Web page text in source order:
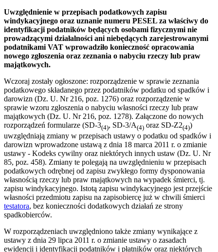
Uwzględnienie w przepisach podatkowych zapisu
windykacyjnego oraz uznanie numeru PESEL za właściwy do
identyfikacji podatników będących osobami fizycznymi nie
prowadzącymi działalności ani niebędących zarejestrowanymi
podatnikami VAT wprowadziło konieczność opracowania
nowego zgłoszenia oraz zeznania o nabyciu rzeczy lub praw
majątkowych.
Wczoraj zostały ogłoszone: rozporządzenie w sprawie zeznania
podatkowego składanego przez podatników podatku od spadków i
darowizn (Dz. U. Nr 216, poz. 1276) oraz rozporządzenie w
sprawie wzoru zgłoszenia o nabyciu własności rzeczy lub praw
majątkowych (Dz. U. Nr 216, poz. 1278). Załączone do nowych
rozporządzeń formularze (SD-3(4), SD-3/A(4) oraz SD-Z2(4))
uwzględniają zmiany w przepisach ustawy o podatku od spadków i
darowizn wprowadzone ustawą z dnia 18 marca 2011 r. o zmianie
ustawy - Kodeks cywilny oraz niektórych innych ustaw (Dz. U. Nr
85, poz. 458). Zmiany te polegają na uwzględnieniu w przepisach
podatkowych odrębnej od zapisu zwykłego formy dysponowania
własnością rzeczy lub praw majątkowych na wypadek śmierci, tj.
zapisu windykacyjnego. Istotą zapisu windykacyjnego jest przejście
własności przedmiotu zapisu na zapisobiercę już w chwili śmierci
testatora, bez konieczności dodatkowych działań ze strony
spadkobierców.
W rozporządzeniach uwzględniono także zmiany wynikające z
ustawy z dnia 29 lipca 2011 r. o zmianie ustawy o zasadach
ewidencji i identyfikacji podatników i płatników oraz niektórych